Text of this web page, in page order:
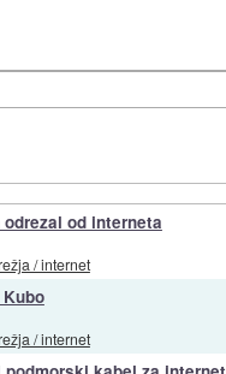
od interneta
/ internet
/ internet